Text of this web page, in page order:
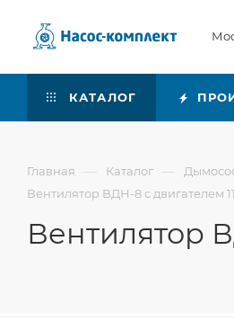
КАТАЛОГ
Главная — Каталог —
Вентилятор ВДН-8 с двигателем
Вентилятор